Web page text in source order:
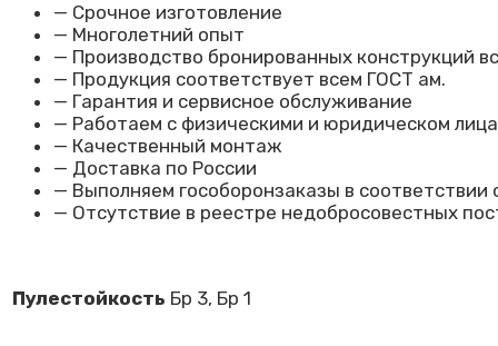
— Срочное изготовление
— Многолетний опыт
— Производство бронированных конструкций
— Продукция соответствует всем ГОСТ ам.
— Гарантия и сервисное обслуживание
— Работаем с физическими и юридическом
— Качественный монтаж
— Доставка по России
— Выполняем гособоронзаказы в
— Отсутствие в реестре недобросовестных
Пулестойкость Бр 3, Бр 1